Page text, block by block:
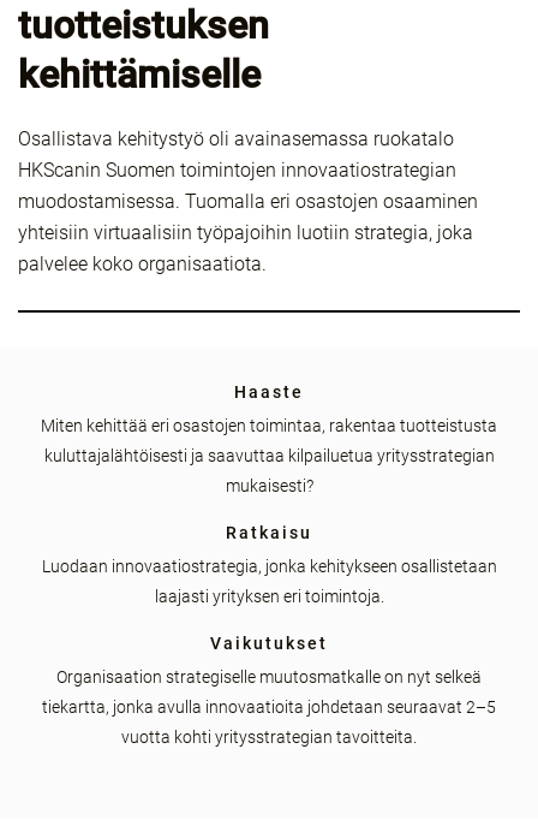
tuotteistuksen
kehittämiselle
Osallistava kehitystyö oli avainasemassa ruokatalo
HKScanin Suomen toimintojen innovaatiostrategian
muodostamisessa. Tuomalla eri osastojen osaaminen
yhteisiin virtuaalisiin työpajoihin luotiin strategia, joka
palvelee koko organisaatiota.
Haaste
Miten kehittää eri osastojen toimintaa, rakentaa tuotteistusta
kuluttajalähtöisesti ja saavuttaa kilpailuetua yritysstrategian
mukaisesti?
Ratkaisu
Luodaan innovaatiostrategia, jonka kehitykseen osallistetaan
laajasti yrityksen eri toimintoja.
Vaikutukset
Organisaation strategiselle muutosmatkalle on nyt selkeä
tiekartta, jonka avulla innovaatioita johdetaan seuraavat 2–5
vuotta kohti yritysstrategian tavoitteita.